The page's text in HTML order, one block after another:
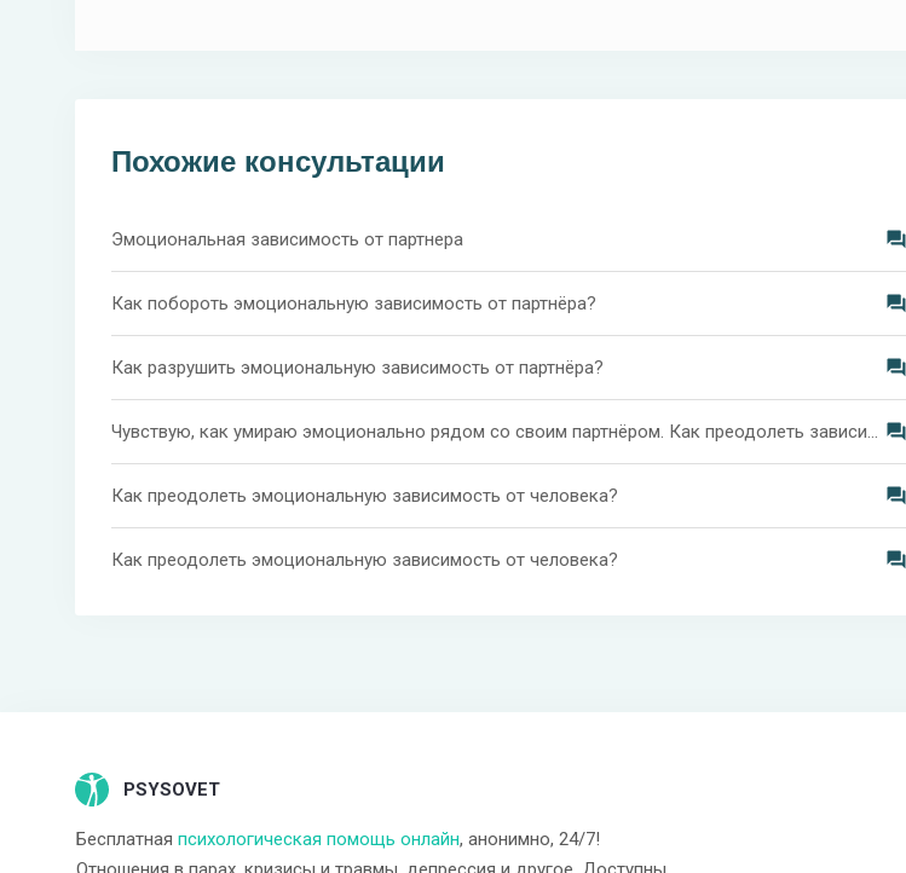
Похожие консультации
Эмоциональная зависимость от партнера
Как побороть эмоциональную зависимость от партнёра?
Как разрушить эмоциональную зависимость от партнёра?
Чувствую, как умираю эмоционально рядом со своим партнёром. Как преодолеть зависимость от него?
Как преодолеть эмоциональную зависимость от человека?
Как преодолеть эмоциональную зависимость от человека?
PSYSOVET
Бесплатная психологическая помощь онлайн, анонимно, 24/7!